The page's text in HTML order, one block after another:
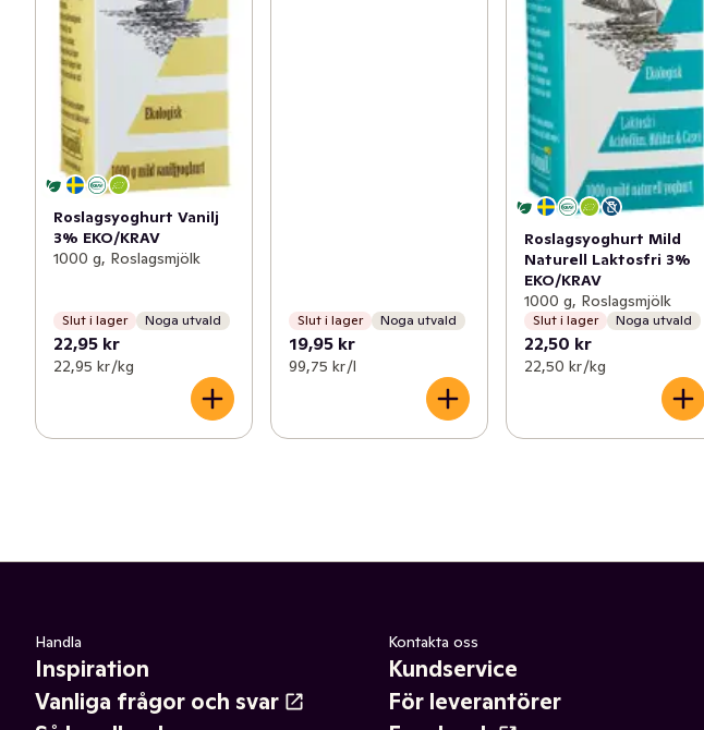
Roslagsyoghurt Vanilj
3% EKO/KRAV
1000 g, Roslagsmjölk
Slut i lager Noga utvald
22,95 kr
22,95 kr /kg
Slut i lager Noga utvald
19,95 kr
99,75 kr /l
Roslagsyoghurt Mild
Naturell Laktosfri 3%
EKO/KRAV
1000 g, Roslagsmjölk
Slut i lager Noga utvald
22,50 kr
22,50 kr /kg
Handla
Inspiration
Vanliga frågor och svar
Kontakta oss
Kundservice
För leverantörer